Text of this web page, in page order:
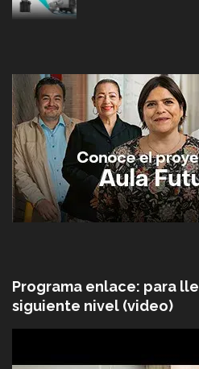
Programa enlace: para
siguiente nivel (video)